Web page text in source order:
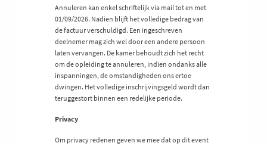
Annuleren kan enkel schriftelijk via mail tot en met
01/09/2026. Nadien blijft het volledige bedrag van
de factuur verschuldigd. Een ingeschreven
deelnemer mag zich wel door een andere persoon
laten vervangen. De kamer behoudt zich het recht
om de opleiding te annuleren, indien ondanks alle
inspanningen, de omstandigheden ons ertoe
dwingen. Het volledige inschrijvingsgeld wordt dan
teruggestort binnen een redelijke periode.
Privacy
Om privacy redenen geven we mee dat op dit event